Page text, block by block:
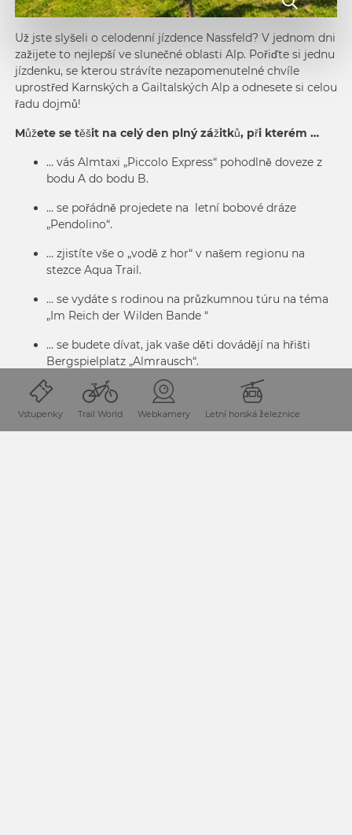
Vstupenky Trail World Webkamery Letní horská železnice
Už jste slyšeli o celodenní jízdence Nassfeld? V jednom dni
zažijete to nejlepší ve slunečné oblasti Alp. Pořiďte si jednu
jízdenku, se kterou strávíte nezapomenutelné chvíle
uprostřed Karnských a Gailtalských Alp a odnesete si celou
řadu dojmů!
Můžete se těšit na celý den plný zážitků, při kterém …
… vás Almtaxi „Piccolo Express“ pohodlně doveze z
bodu A do bodu B.
… se pořádně projedete na letní bobové dráze
„Pendolino“.
… zjistíte vše o „vodě z hor“ v našem regionu na
stezce Aqua Trail.
… se vydáte s rodinou na průzkumnou túru na téma
„Im Reich der Wilden Bande “
… se budete dívat, jak vaše děti dovádějí na hřišti
Bergspielplatz „Almrausch“.
… si vychutnáte dechberoucí panoaram hor na
vyhlídce Sky Plate na vrcholu Gartnerkofel.